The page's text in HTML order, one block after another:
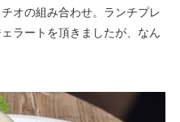
オの組み合わせ。ランチプレ
ラートを頂きましたが、なん